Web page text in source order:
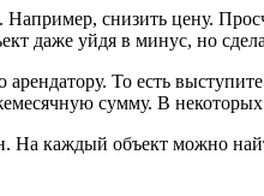
снизить цену.
даже уйдя в минус, но
То есть
сумму. В
каждый объект можно